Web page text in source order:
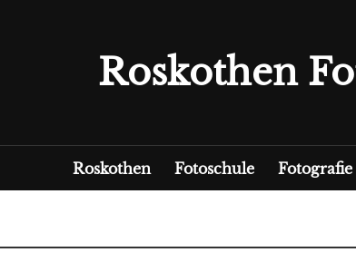
Roskothen
Roskothen Fotoschule Fotografie